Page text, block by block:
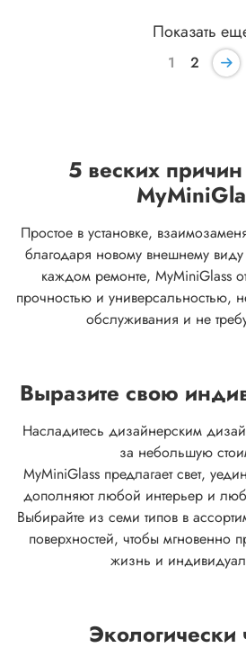
Показать
1 2
5 веских
Простое в установке,
благодаря новому внешнему
каждом ремонте, MyMiniGlass
прочностью и универсальностью,
обслуживания и не
Выразите свою
Насладитесь дизайнерским
за небольшую
MyMiniGlass предлагает свет,
дополняют любой интерьер и
Выбирайте из семи типов в
поверхностей, чтобы мгновенно
жизнь и
Экологически